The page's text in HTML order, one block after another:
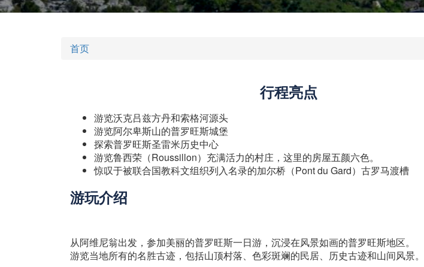
首页
行程亮点
游览沃克吕兹方丹和索格河源头
游览阿尔卑斯山的普罗旺斯城堡
探索普罗旺斯圣雷米历史中心
游览鲁西荣（Roussillon）充满活力的村庄，这里的房屋五颜六色。
惊叹于被联合国教科文组织列入名录的加尔桥（Pont du Gard）古罗马渡槽
游玩介绍
从阿维尼翁出发，参加美丽的普罗旺斯一日游，沉浸在风景如画的普罗旺斯地区。
游览当地所有的名胜古迹，包括山顶村落、色彩斑斓的民居、历史古迹和山间风景。